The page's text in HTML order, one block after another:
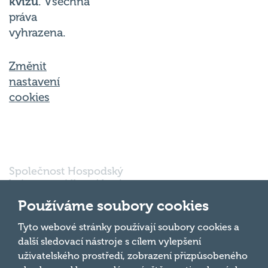
práva
vyhrazena.
Změnit
nastavení
cookies
Společnost Hospodský
kvíz s.r.o., sídlem Nové
602 00 Brno, IČ:
03980138, DIČ:
CZ03980138 je vedena
pod spisovou značkou
a oddílem 90428 C u
Nahoru
Používáme soubory cookies
Tyto webové stránky používají soubory cookies a
další sledovací nástroje s cílem vylepšení
uživatelského prostředí, zobrazení přizpůsobeného